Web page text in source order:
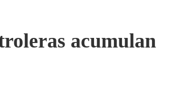
acumulan